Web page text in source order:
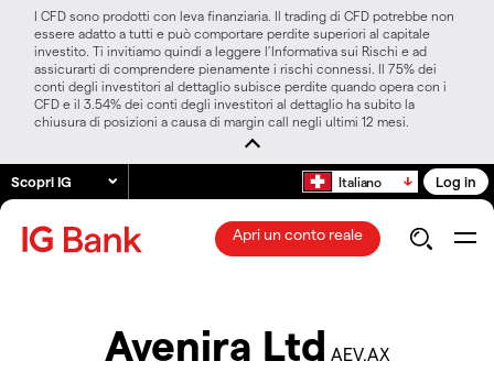
I CFD sono prodotti con leva finanziaria. Il trading di CFD potrebbe non
essere adatto a tutti e può comportare perdite superiori al capitale
investito. Ti invitiamo quindi a leggere l’Informativa sui Rischi e ad
assicurarti di comprendere pienamente i rischi connessi. Il 75% dei
conti degli investitori al dettaglio subisce perdite quando opera con i
CFD e il 3.54% dei conti degli investitori al dettaglio ha subito la
chiusura di posizioni a causa di margin call negli ultimi 12 mesi.
Scopri IG Italiano Log in
Apri un conto reale
Avenira Ltd AEV.AX